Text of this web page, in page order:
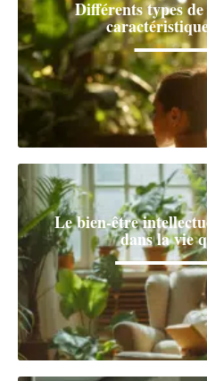
Différents types
Le bien-être
dans la vie